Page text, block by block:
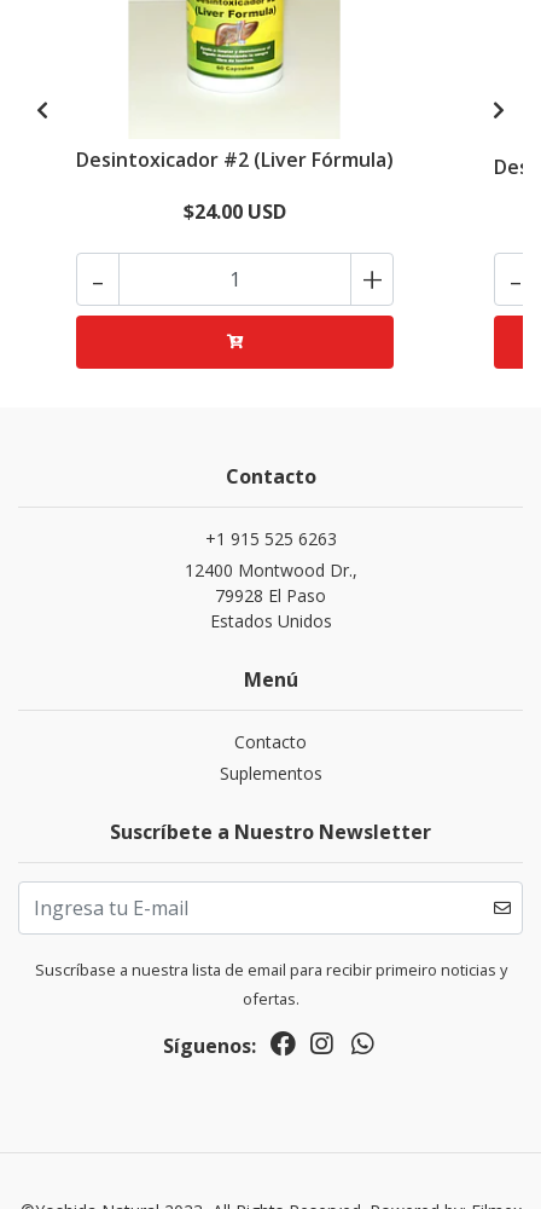
Desintoxicador #2 (Liver Fórmula)
$24.00 USD
- + -
Contacto
+1 915 525 6263
12400 Montwood Dr.,
79928 El Paso
Estados Unidos
Menú
Contacto
Suplementos
Suscríbete a Nuestro Newsletter
Suscríbase a nuestra lista de email para recibir primeiro noticias y
ofertas.
Síguenos: